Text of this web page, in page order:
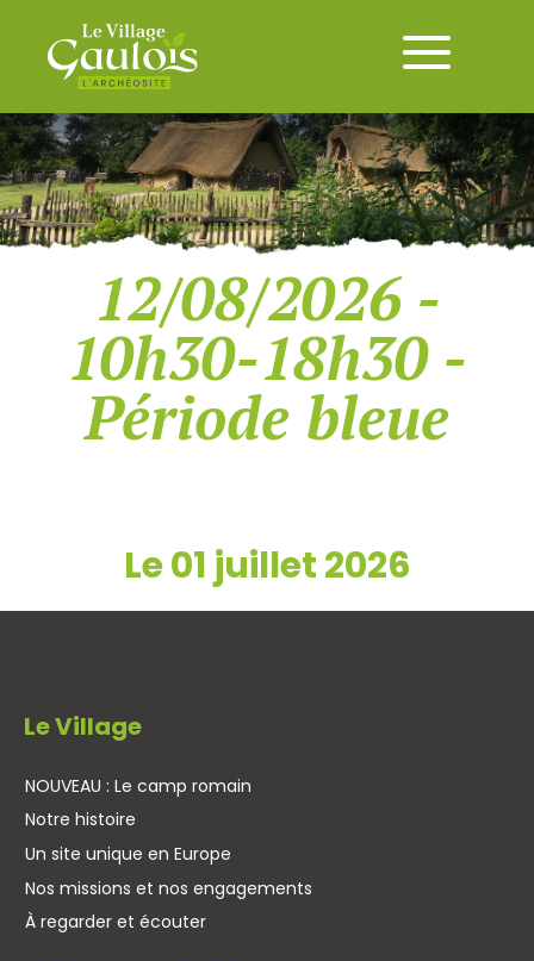
12/08/2026 -
10h30-18h30 -
Période bleue
Le 01 juillet 2026
Le Village
NOUVEAU : Le camp romain
Notre histoire
Un site unique en Europe
Nos missions et nos engagements
À regarder et écouter